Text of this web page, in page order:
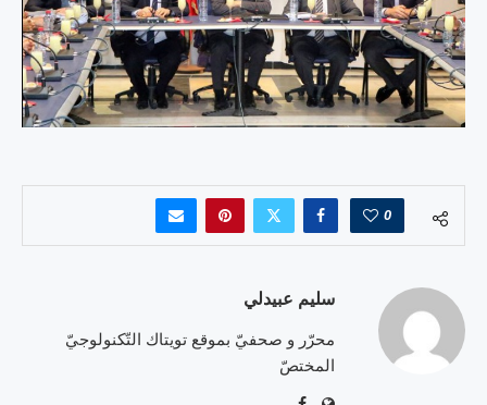
0
سليم عبيدلي
محرّر و صحفيّ بموقع تويتاك التّكنولوجيّ
المختصّ